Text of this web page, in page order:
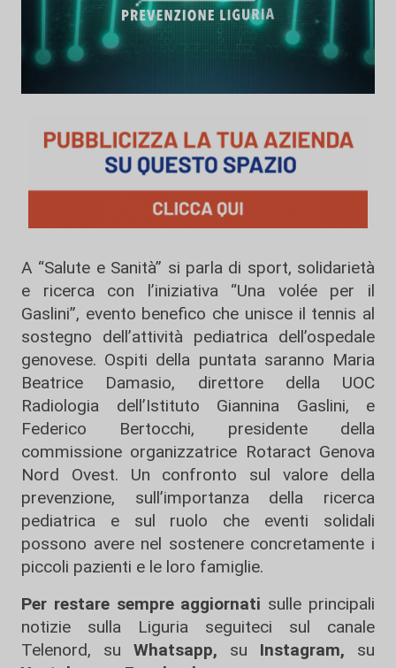
A “Salute e Sanità” si parla di sport, solidarietà
e ricerca con l’iniziativa “Una volée per il
Gaslini”, evento benefico che unisce il tennis al
sostegno dell’attività pediatrica dell’ospedale
genovese. Ospiti della puntata saranno Maria
Beatrice Damasio, direttore della UOC
Radiologia dell’Istituto Giannina Gaslini, e
Federico Bertocchi, presidente della
commissione organizzatrice Rotaract Genova
Nord Ovest. Un confronto sul valore della
prevenzione, sull’importanza della ricerca
pediatrica e sul ruolo che eventi solidali
possono avere nel sostenere concretamente i
piccoli pazienti e le loro famiglie.
Per restare sempre aggiornati sulle principali
notizie sulla Liguria seguiteci sul canale
Telenord, su
Whatsapp, su Instagram, su